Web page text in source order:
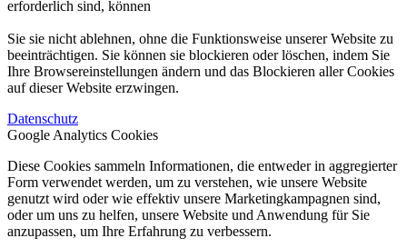
erforderlich sind, können
Sie sie nicht ablehnen, ohne die Funktionsweise unserer Website zu
beeinträchtigen. Sie können sie blockieren oder löschen, indem Sie
Ihre Browsereinstellungen ändern und das Blockieren aller Cookies
auf dieser Website erzwingen.
Datenschutz
Google Analytics Cookies
Diese Cookies sammeln Informationen, die entweder in aggregierter
Form verwendet werden, um zu verstehen, wie unsere Website
genutzt wird oder wie effektiv unsere Marketingkampagnen sind,
oder um uns zu helfen, unsere Website und Anwendung für Sie
anzupassen, um Ihre Erfahrung zu verbessern.